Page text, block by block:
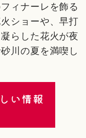
ィナーレを飾る
ショーや、早打
らした花火が夜
川の夏を満喫し
い情報